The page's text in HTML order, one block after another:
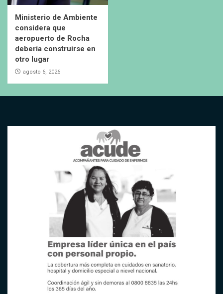
Ministerio de Ambiente
considera que
aeropuerto de Rocha
debería construirse en
otro lugar
agosto 6, 2026